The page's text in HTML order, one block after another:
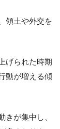
領土や外交を
げられた時期
動が増える傾
きが集中し、